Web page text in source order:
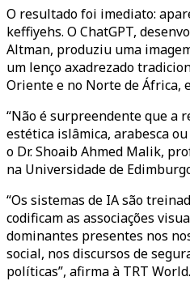
O resultado foi imediato:
keffiyehs. O ChatGPT,
Altman, produziu uma
um lenço axadrezado
Oriente e no Norte de África,
“Não é surpreendente que a
estética islâmica, arabesca
o Dr. Shoaib Ahmed Malik,
na Universidade de
“Os sistemas de IA são
codificam as associações
dominantes presentes nos
social, nos discursos de
políticas”, afirma à TRT World.